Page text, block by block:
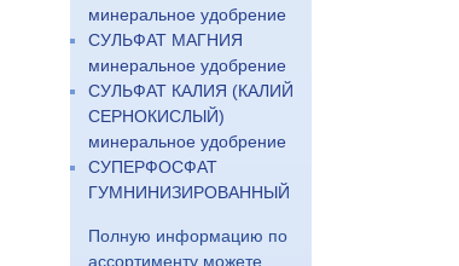
минеральное удобрение
СУЛЬФАТ МАГНИЯ
минеральное удобрение
СУЛЬФАТ КАЛИЯ (КАЛИЙ
СЕРНОКИСЛЫЙ)
минеральное удобрение
СУПЕРФОСФАТ
ГУМНИНИЗИРОВАННЫЙ
Полную информацию по
ассортименту можете